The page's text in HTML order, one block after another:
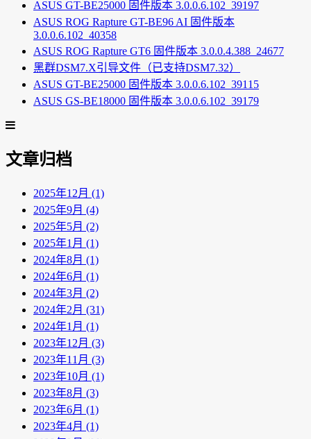
ASUS GT-BE25000 固件版本 3.0.0.6.102_39197
ASUS ROG Rapture GT-BE96 AI 固件版本
3.0.0.6.102_40358
ASUS ROG Rapture GT6 固件版本 3.0.0.4.388_24677
黑群DSM7.X引导文件（已支持DSM7.32）
ASUS GT-BE25000 固件版本 3.0.0.6.102_39115
ASUS GS-BE18000 固件版本 3.0.0.6.102_39179
文章归档
2025年12月 (1)
2025年9月 (4)
2025年5月 (2)
2025年1月 (1)
2024年8月 (1)
2024年6月 (1)
2024年3月 (2)
2024年2月 (31)
2024年1月 (1)
2023年12月 (3)
2023年11月 (3)
2023年10月 (1)
2023年8月 (3)
2023年6月 (1)
2023年4月 (1)